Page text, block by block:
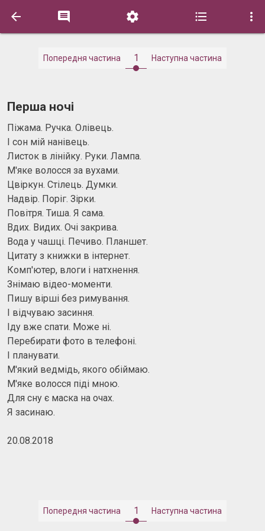
    
Попередня частина 1 Наступна частина
Перша ночі
Піжама. Ручка. Олівець.
І сон мій нанівець.
Листок в лінійку. Руки. Лампа.
М'яке волосся за вухами.
Цвіркун. Стілець. Думки.
Надвір. Поріг. Зірки.
Повітря. Тиша. Я сама.
Вдих. Видих. Очі закрива.
Вода у чашці. Печиво. Планшет.
Цитату з книжки в інтернет.
Комп'ютер, влоги і натхнення.
Знімаю відео-моменти.
Пишу вірші без римування.
І відчуваю засиння.
Іду вже спати. Може ні.
Перебирати фото в телефоні.
І планувати.
М'який ведмідь, якого обіймаю.
М'яке волосся піді мною.
Для сну є маска на очах.
Я засинаю.
20.08.2018
Попередня частина 1 Наступна частина